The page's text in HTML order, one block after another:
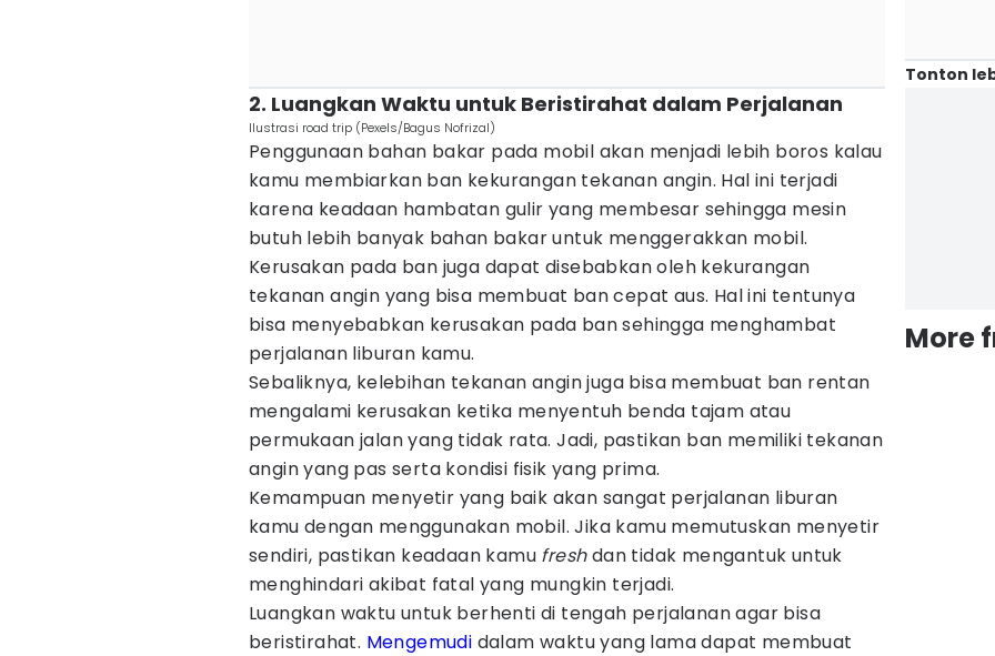
2. Luangkan Waktu untuk Beristirahat dalam Perjalanan
Ilustrasi road trip (Pexels/Bagus Nofrizal)
Penggunaan bahan bakar pada mobil akan menjadi lebih boros kalau
kamu membiarkan ban kekurangan tekanan angin. Hal ini terjadi
karena keadaan hambatan gulir yang membesar sehingga mesin
butuh lebih banyak bahan bakar untuk menggerakkan mobil.
Kerusakan pada ban juga dapat disebabkan oleh kekurangan
tekanan angin yang bisa membuat ban cepat aus. Hal ini tentunya
bisa menyebabkan kerusakan pada ban sehingga menghambat
perjalanan liburan kamu.
Sebaliknya, kelebihan tekanan angin juga bisa membuat ban rentan
mengalami kerusakan ketika menyentuh benda tajam atau
permukaan jalan yang tidak rata. Jadi, pastikan ban memiliki tekanan
angin yang pas serta kondisi fisik yang prima.
Kemampuan menyetir yang baik akan sangat perjalanan liburan
kamu dengan menggunakan mobil. Jika kamu memutuskan menyetir
sendiri, pastikan keadaan kamu freshdan tidak mengantuk untuk
menghindari akibat fatal yang mungkin terjadi.
Luangkan waktu untuk berhenti di tengah perjalanan agar bisa
beristirahat. Mengemudi dalam waktu yang lama dapat membuat
Tonton
More